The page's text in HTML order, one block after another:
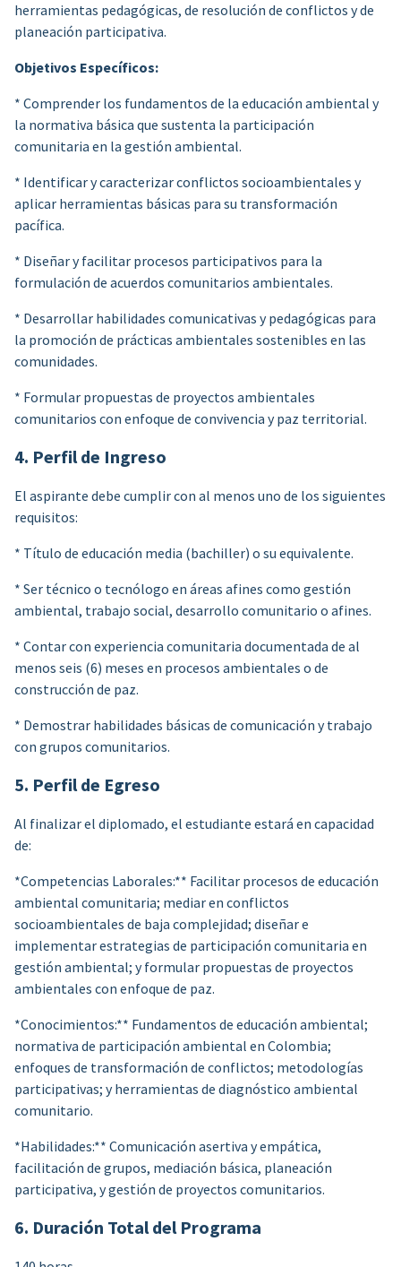
herramientas pedagógicas, de resolución de conflictos y de
planeación participativa.
Objetivos Específicos:
* Comprender los fundamentos de la educación ambiental y
la normativa básica que sustenta la participación
comunitaria en la gestión ambiental.
* Identificar y caracterizar conflictos socioambientales y
aplicar herramientas básicas para su transformación
pacífica.
* Diseñar y facilitar procesos participativos para la
formulación de acuerdos comunitarios ambientales.
* Desarrollar habilidades comunicativas y pedagógicas para
la promoción de prácticas ambientales sostenibles en las
comunidades.
* Formular propuestas de proyectos ambientales
comunitarios con enfoque de convivencia y paz territorial.
4. Perfil de Ingreso
El aspirante debe cumplir con al menos uno de los siguientes
requisitos:
* Título de educación media (bachiller) o su equivalente.
* Ser técnico o tecnólogo en áreas afines como gestión
ambiental, trabajo social, desarrollo comunitario o afines.
* Contar con experiencia comunitaria documentada de al
menos seis (6) meses en procesos ambientales o de
construcción de paz.
* Demostrar habilidades básicas de comunicación y trabajo
con grupos comunitarios.
5. Perfil de Egreso
Al finalizar el diplomado, el estudiante estará en capacidad
de:
*Competencias Laborales:** Facilitar procesos de educación
ambiental comunitaria; mediar en conflictos
socioambientales de baja complejidad; diseñar e
implementar estrategias de participación comunitaria en
gestión ambiental; y formular propuestas de proyectos
ambientales con enfoque de paz.
*Conocimientos:** Fundamentos de educación ambiental;
normativa de participación ambiental en Colombia;
enfoques de transformación de conflictos; metodologías
participativas; y herramientas de diagnóstico ambiental
comunitario.
*Habilidades:** Comunicación asertiva y empática,
facilitación de grupos, mediación básica, planeación
participativa, y gestión de proyectos comunitarios.
6. Duración Total del Programa